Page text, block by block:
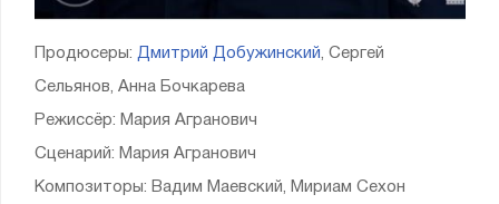
Продюсеры: Дмитрий Добужинский , Сергей
Сельянов, Анна Бочкарева
Режиссёр: Мария Агранович
Сценарий: Мария Агранович
Композиторы: Вадим Маевский, Мириам Сехон